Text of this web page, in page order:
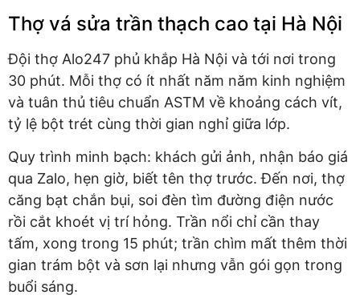
Thợ vá sửa trần thạch cao tại Hà Nội
Đội thợ Alo247 phủ khắp Hà Nội và tới nơi trong
30 phút. Mỗi thợ có ít nhất năm năm kinh nghiệm
và tuân thủ tiêu chuẩn ASTM về khoảng cách vít,
tỷ lệ bột trét cùng thời gian nghỉ giữa lớp.
Quy trình minh bạch: khách gửi ảnh, nhận báo giá
qua Zalo, hẹn giờ, biết tên thợ trước. Đến nơi, thợ
căng bạt chắn bụi, soi đèn tìm đường điện nước
rồi cắt khoét vị trí hỏng. Trần nổi chỉ cần thay
tấm, xong trong 15 phút; trần chìm mất thêm thời
gian trám bột và sơn lại nhưng vẫn gói gọn trong
buổi sáng.